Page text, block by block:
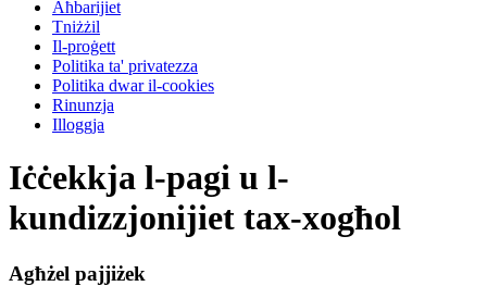
Aħbarijiet
Tniżżil
Il-proġett
Politika ta' privatezza
Politika dwar il-cookies
Rinunzja
Illoggja
Iċċekkja l-pagi u l-
kundizzjonijiet tax-xogħol
Agħżel pajjiżek